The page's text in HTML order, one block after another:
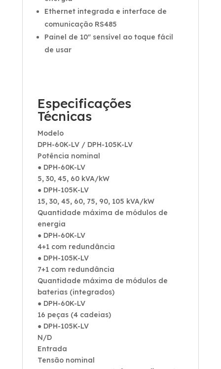
Ethernet integrada e interface de
comunicação RS485
Painel de 10″ sensível ao toque fácil
de usar
Especificações
Técnicas
Modelo
DPH-60K-LV / DPH-105K-LV
Potência nominal
● DPH-60K-LV
5, 30, 45, 60 kVA/kW
● DPH-105K-LV
15, 30, 45, 60, 75, 90, 105 kVA/kW
Quantidade máxima de módulos de
energia
● DPH-60K-LV
4+1 com redundância
● DPH-105K-LV
7+1 com redundância
Quantidade máxima de módulos de
baterias (integrados)
● DPH-60K-LV
16 peças (4 cadeias)
● DPH-105K-LV
N/D
Entrada
Tensão nominal